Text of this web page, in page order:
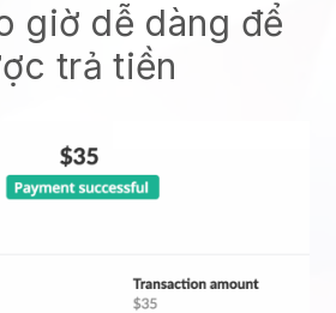
giờ dễ dàng để
trả tiền